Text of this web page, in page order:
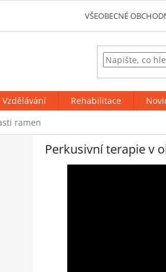
VŠEOBECNÉ
Vzdělávání Rehabilitace
ramen
Perkusivní terapie v